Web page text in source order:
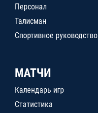
Персонал
Талисман
Спортивное руководство
МАТЧИ
Календарь игр
Статистика